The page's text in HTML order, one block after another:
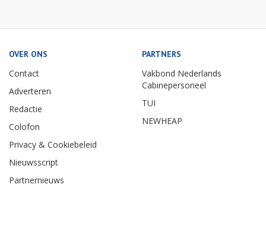
OVER ONS
Contact
Adverteren
Redactie
Colofon
Privacy & Cookiebeleid
Nieuwsscript
Partnernieuws
PARTNERS
Vakbond Nederlands
Cabinepersoneel
TUI
NEWHEAP